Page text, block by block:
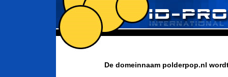
De domeinnaam polderpop.nl